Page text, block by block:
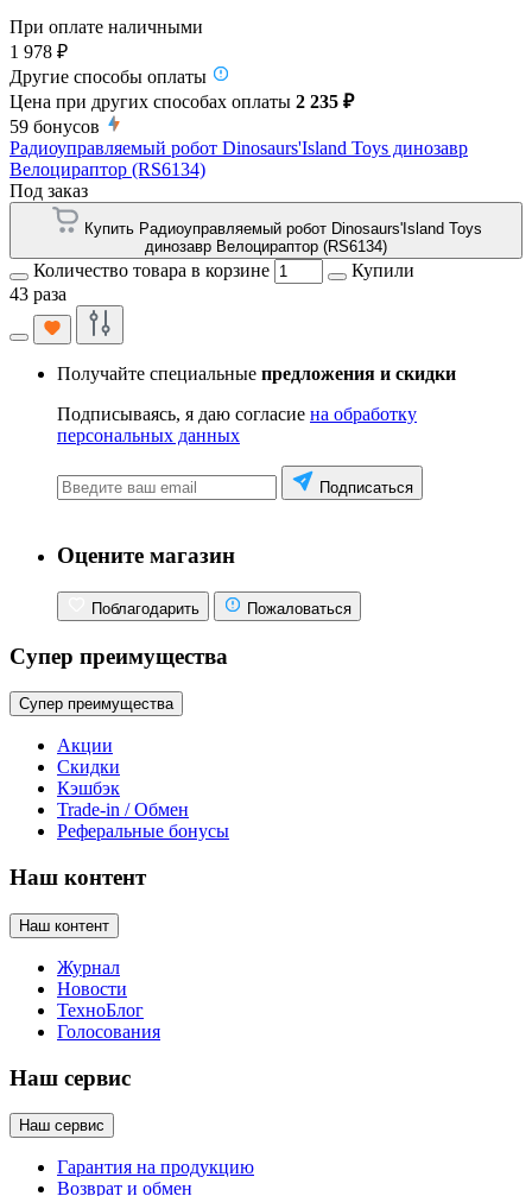
При оплате наличными
1 978 ₽
Другие способы оплаты
Цена при других способах оплаты 2 235 ₽
59 бонусов
Радиоуправляемый робот Dinosaurs'Island Toys динозавр
Велоцираптор (RS6134)
Под заказ
Купить Радиоуправляемый робот Dinosaurs'Island Toys
динозавр Велоцираптор (RS6134)
Количество товара в корзине
Купили
43 раза
Получайте специальные предложения и скидки
Подписываясь, я даю согласие на обработку
персональных данных
Подписаться
Оцените магазин
Поблагодарить Пожаловаться
Супер преимущества
Супер преимущества
Акции
Скидки
Кэшбэк
Trade-in / Обмен
Реферальные бонусы
Наш контент
Наш контент
Журнал
Новости
ТехноБлог
Голосования
Наш сервис
Наш сервис
Гарантия на продукцию
Возврат и обмен